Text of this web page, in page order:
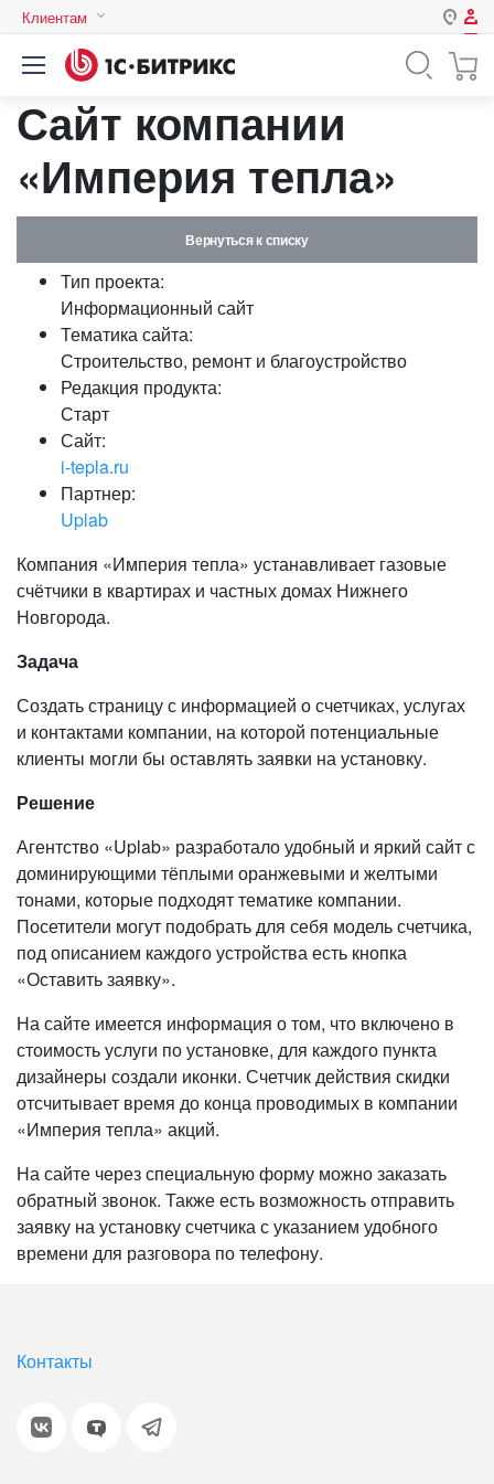
Клиентам
Авторизация
Логин
Пароль
Запомнить меня на этом
Забыли свой пароль?
Сайт компании
«Империя тепла»
Вернуться к списку
Тип проекта:
Информационный сайт
Тематика сайта:
Строительство, ремонт и благоустройство
Редакция продукта:
Старт
Сайт:
i-tepla.ru
Партнер:
Uplab
Компания «Империя тепла» устанавливает газовые
счётчики в квартирах и частных домах Нижнего
Новгорода.
Задача
Создать страницу с информацией о счетчиках, услугах
и контактами компании, на которой потенциальные
клиенты могли бы оставлять заявки на установку.
Решение
Агентство «Uplab» разработало удобный и яркий сайт с
доминирующими тёплыми оранжевыми и желтыми
тонами, которые подходят тематике компании.
Посетители могут подобрать для себя модель счетчика,
под описанием каждого устройства есть кнопка
«Оставить заявку».
На сайте имеется информация о том, что включено в
стоимость услуги по установке, для каждого пункта
дизайнеры создали иконки. Счетчик действия скидки
отсчитывает время до конца проводимых в компании
«Империя тепла» акций.
На сайте через специальную форму можно заказать
обратный звонок. Также есть возможность отправить
заявку на установку счетчика с указанием удобного
времени для разговора по телефону.
Контакты